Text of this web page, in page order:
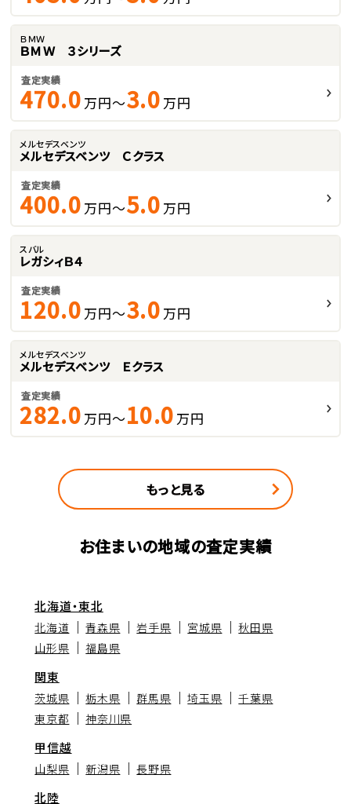
ＢＭＷ
ＢＭＷ ３シリーズ
査定実績
470.0 万円～3.0 万円
メルセデスベンツ
メルセデスベンツ Ｃクラス
査定実績
400.0 万円～5.0 万円
スバル
レガシィＢ４
査定実績
120.0 万円～3.0 万円
メルセデスベンツ
メルセデスベンツ Ｅクラス
査定実績
282.0 万円～10.0 万円
もっと見る
お住まいの地域の査定実績
北海道・東北
北海道 青森県 岩手県 宮城県
秋田県
山形県
福島県
関東
茨城県 栃木県 群馬県 埼玉県
千葉県
東京都
神奈川県
甲信越
山梨県 新潟県 長野県
北陸